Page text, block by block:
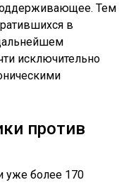
Тем
в
исключительно
против
уже более 170